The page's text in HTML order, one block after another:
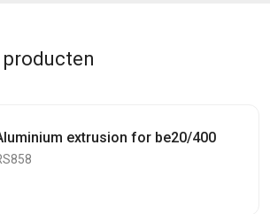
extrusion for be20/400